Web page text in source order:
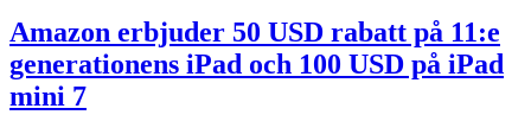
Amazon erbjuder 50 USD rabatt på 11:e
generationens iPad och 100 USD på iPad
mini 7